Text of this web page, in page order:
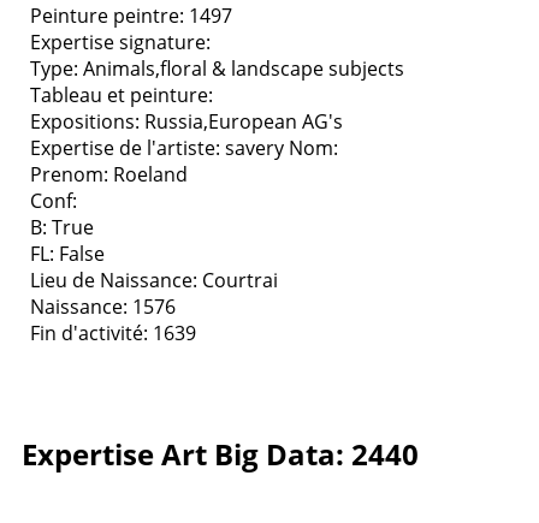
Peinture peintre: 1497
Expertise signature:
Type: Animals,floral & landscape subjects
Tableau et peinture:
Expositions: Russia,European AG's
Expertise de l'artiste: savery Nom:
Prenom: Roeland
Conf:
B: True
FL: False
Lieu de Naissance: Courtrai
Naissance: 1576
Fin d'activité: 1639
Expertise Art Big Data: 2440